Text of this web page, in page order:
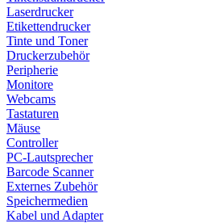
Laserdrucker
Etikettendrucker
Tinte und Toner
Druckerzubehör
Peripherie
Monitore
Webcams
Tastaturen
Mäuse
Controller
PC-Lautsprecher
Barcode Scanner
Externes Zubehör
Speichermedien
Kabel und Adapter